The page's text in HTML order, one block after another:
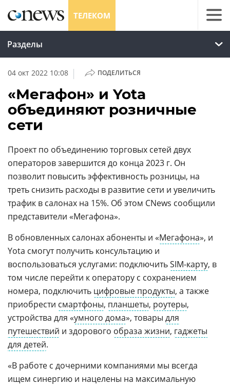
ТЕЛЕКОМ
Разделы
04 окт 2022 10:08 | ПОДЕЛИТЬСЯ
«Мегафон» и Yota
объединяют розничные
сети
Проект по объединению торговых сетей двух
операторов завершится до конца 2023 г. Он
позволит повысить эффективность розницы, на
треть снизить расходы в развитие сети и увеличить
трафик в салонах на 15%. Об этом CNews сообщили
представители «Мегафона».
В обновленных салонах абоненты и «Мегафона», и
Yota смогут получить консультацию и
воспользоваться услугами: подключитьSIM-карту, в
том числе перейти к оператору с сохранением
номера, подключить цифровые продукты, а также
приобрести смартфоны, планшеты, роутеры,
устройства для «умного дома», товары для
путешествий и здорового образа жизни, гаджеты
для детей.
«В работе с дочерними компаниями мы всегда
ищем синергию и нацелены на максимальную